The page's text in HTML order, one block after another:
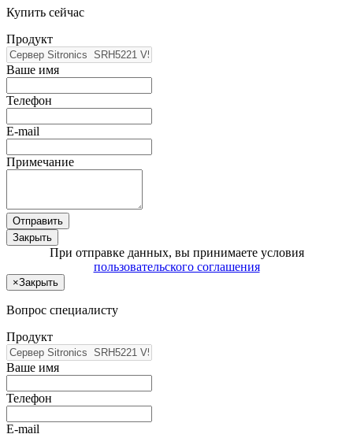
Купить сейчас
Продукт
Ваше имя
Телефон
E-mail
Примечание
Отправить
Закрыть
При отправке данных, вы принимаете условия
пользовательского соглашения
×Закрыть
Вопрос специалисту
Продукт
Ваше имя
Телефон
E-mail